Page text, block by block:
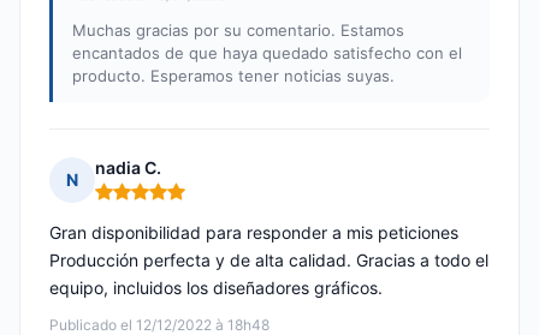
Muchas gracias por su comentario. Estamos
encantados de que haya quedado satisfecho con el
producto. Esperamos tener noticias suyas.
N
nadia C.
Nota: 5 de 5
Publicado el 12/12/2022 à 18h48
Gran disponibilidad para responder a mis peticiones
Producción perfecta y de alta calidad. Gracias a todo el
equipo, incluidos los diseñadores gráficos.